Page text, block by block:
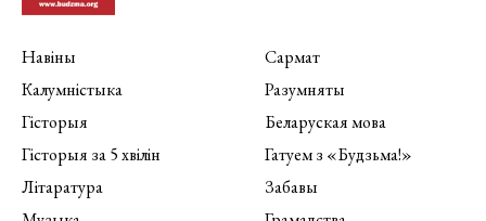
Навіны
Калумністыка
Гісторыя
Гісторыя за 5 хвілін
Літаратура
Сармат
Разумняты
Беларуская мова
Гатуем з «Будзьма!»
Забавы